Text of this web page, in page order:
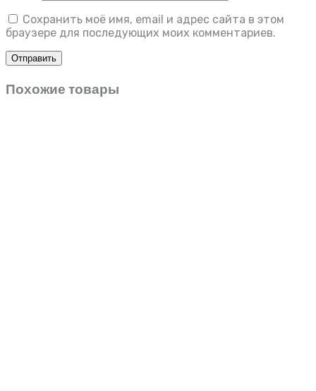
Сохранить моё имя, email и адрес сайта в этом
браузере для последующих моих комментариев.
Похожие товары